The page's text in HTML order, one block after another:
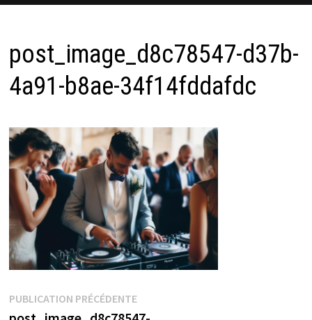
post_image_d8c78547-d37b-
4a91-b8ae-34f14fddafdc
Navigation
PUBLICATION PRÉCÉDENTEPublication
précédente :